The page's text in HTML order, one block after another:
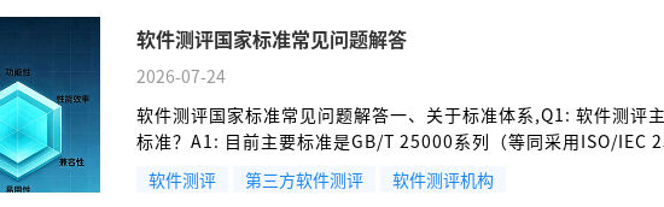
软件测评国家标准常见问题解答
2026-07-24
软件测评国家标准常见问题解答一、关于标准体系,Q1: 软件测评
标准？A1: 目前主要标准是GB/T 25000系列（等同采用ISO/IEC
要包括：GB/T 25000.10-2016 《系统与软件质量要求和评价
分：系统与软件质量模型》
软件测评 第三方软件测评 软件测评机构